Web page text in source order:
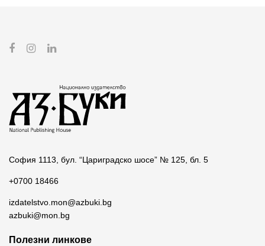
София 1113, бул. “Цариградско шосе” № 125, бл. 5
+0700 18466
izdatelstvo.mon@azbuki.bg
azbuki@mon.bg
Полезни линкове